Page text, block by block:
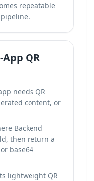
repeatable
QR
needs QR
content, or
Backend
then return a
base64
lightweight QR